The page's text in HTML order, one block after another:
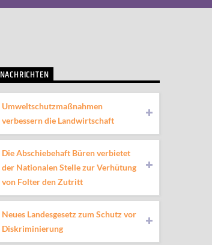
NACHRICHTEN
Umweltschutzmaßnahmen
verbessern die Landwirtschaft
Die Abschiebehaft Büren verbietet
der Nationalen Stelle zur Verhütung
von Folter den Zutritt
Neues Landesgesetz zum Schutz vor
Diskriminierung